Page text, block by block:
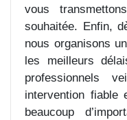
vous
souhaitée. Enfin,
nous organisons
les meilleurs
professionnels
intervention fiable
beaucoup